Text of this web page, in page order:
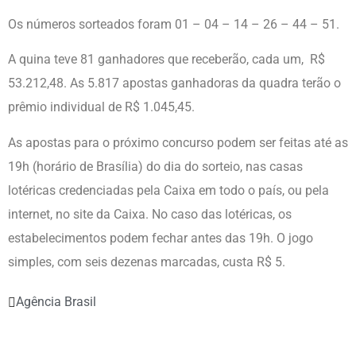
Os números sorteados foram 01 – 04 – 14 – 26 – 44 – 51.
A quina teve 81 ganhadores que receberão, cada um, R$
53.212,48. As 5.817 apostas ganhadoras da quadra terão o
prêmio individual de R$ 1.045,45.
As apostas para o próximo concurso podem ser feitas até as
19h (horário de Brasília) do dia do sorteio, nas casas
lotéricas credenciadas pela Caixa em todo o país, ou pela
internet, no site da Caixa. No caso das lotéricas, os
estabelecimentos podem fechar antes das 19h. O jogo
simples, com seis dezenas marcadas, custa R$ 5.
Agência Brasil